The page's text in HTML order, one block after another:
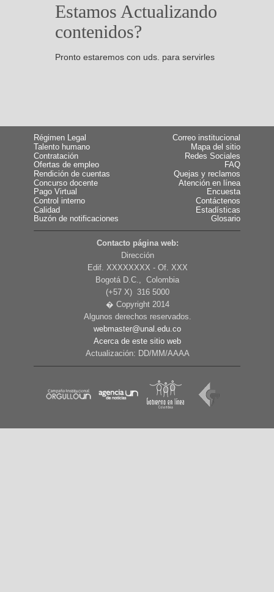
Estamos Actualizando
contenidos?
Pronto estaremos con uds. para servirles
Régimen Legal
Talento humano
Contratación
Ofertas de empleo
Rendición de cuentas
Concurso docente
Pago Virtual
Control interno
Calidad
Buzón de notificaciones
Correo institucional
Mapa del sitio
Redes Sociales
FAQ
Quejas y reclamos
Atención en línea
Encuesta
Contáctenos
Estadísticas
Glosario
Contacto página web:
Dirección
Edif. XXXXXXXX - Of. XXX
Bogotá D.C., Colombia
(+57 X) 316 5000
� Copyright 2014
Algunos derechos reservados.
webmaster@unal.edu.co
Acerca de este sitio web
Actualización: DD/MM/AAAA